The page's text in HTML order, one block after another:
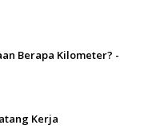
Berapa Kilometer? -
Kerja